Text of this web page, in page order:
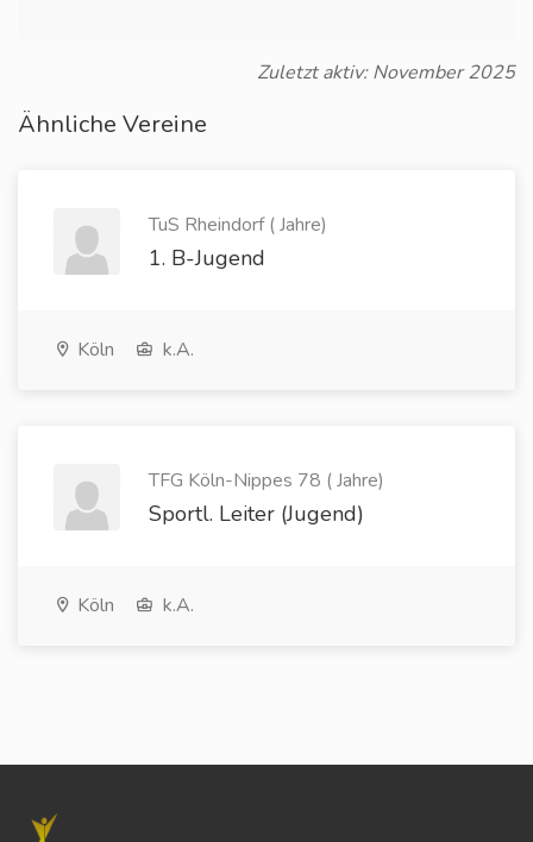
Zuletzt aktiv: November 2025
Ähnliche Vereine
TuS Rheindorf ( Jahre)
1. B-Jugend
Köln k.A.
TFG Köln-Nippes 78 ( Jahre)
Sportl. Leiter (Jugend)
Köln k.A.